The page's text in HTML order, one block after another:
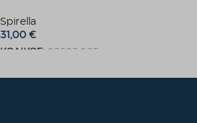
Spirella
31,00 €